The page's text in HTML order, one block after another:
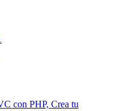
con PHP, Crea tu